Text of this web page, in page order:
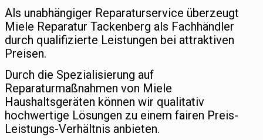
Als unabhängiger Reparaturservice überzeugt
Miele Reparatur Tackenberg als Fachhändler
durch qualifizierte Leistungen bei attraktiven
Preisen.
Durch die Spezialisierung auf
Reparaturmaßnahmen von Miele
Haushaltsgeräten können wir qualitativ
hochwertige Lösungen zu einem fairen Preis-
Leistungs-Verhältnis anbieten.